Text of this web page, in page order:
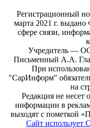
Регистрационный
марта 2021 г.
сфере связи,
Учредитель —
Письменный А.А.
При
"СарИнформ"
на
Редакция не несет
информации в
выходят с пометкой
Сайт использует